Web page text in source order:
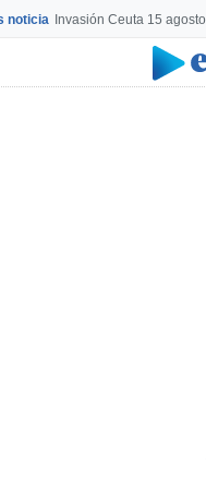
noticia Invasión Ceuta 15 agosto